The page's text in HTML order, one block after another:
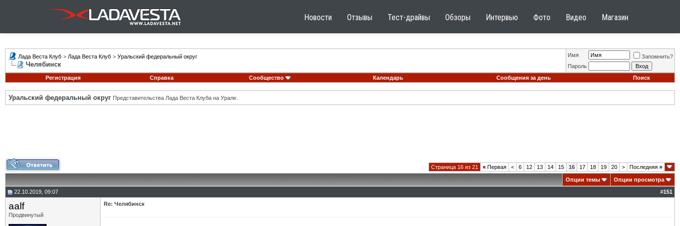
Новости Отзывы Тест-драйвы Обзоры Интервью Фото Видео Магазин
Лада Веста Клуб > Лада Веста Клуб > Уральский федеральный округ
Челябинск
Имя
Запомнить?
Пароль
Регистрация
Справка Сообщество Календарь Сообщения за день Поиск
Уральский федеральный округ Представительства Лада Веста Клуба на Урале.
Страница 16 из 21 « Первая < 6 12 13 14 15 16 17 18 19 20 > Последняя »
Опции темы
Опции просмотра
22.10.2019, 09:07
#151
aalf
Продвинутый
Re: Челябинск